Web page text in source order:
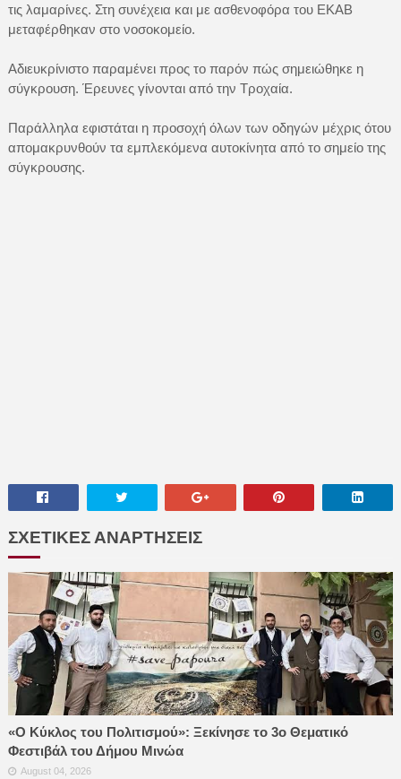
τις λαμαρίνες. Στη συνέχεια και με ασθενοφόρα του ΕΚΑΒ
μεταφέρθηκαν στο νοσοκομείο.
Αδιευκρίνιστο παραμένει προς το παρόν πώς σημειώθηκε η
σύγκρουση. Έρευνες γίνονται από την Τροχαία.
Παράλληλα εφιστάται η προσοχή όλων των οδηγών μέχρις ότου
απομακρυνθούν τα εμπλεκόμενα αυτοκίνητα από το σημείο της
σύγκρουσης.
ΣΧΕΤΙΚΕΣ ΑΝΑΡΤΗΣΕΙΣ
«Ο Κύκλος του Πολιτισμού»: Ξεκίνησε το 3ο Θεματικό
Φεστιβάλ του Δήμου Μινώα
August 04, 2026